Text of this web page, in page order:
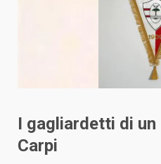
I gagliardetti di un
Carpi